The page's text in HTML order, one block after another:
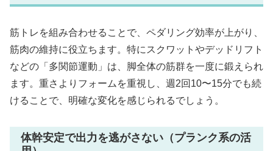
筋トレを組み合わせることで、ペダリング効率が上がり、
筋肉の維持に役立ちます。特にスクワットやデッドリフト
などの「多関節運動」は、脚全体の筋群を一度に鍛えられ
ます。重さよりフォームを重視し、週2回10〜15分でも続
けることで、明確な変化を感じられるでしょう。
体幹安定で出力を逃がさない（プランク系の活